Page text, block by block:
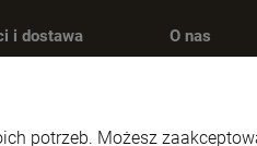
i dostawa O nas
potrzeb. Możesz